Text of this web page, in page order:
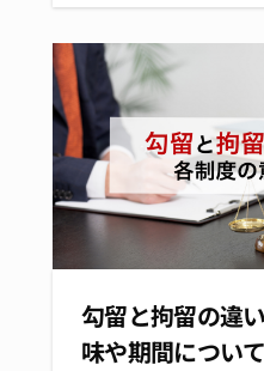
勾留と拘留の違
味や期間につい